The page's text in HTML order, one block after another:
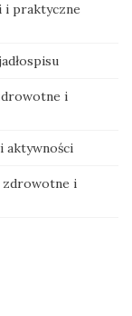
i praktyczne
i
aktywności
zdrowotne i